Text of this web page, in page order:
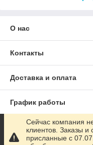
О нас
Контакты
Доставка и оплата
График работы
Полная версия сайта
Сейчас компания
клиентов. Заказы
присланные с